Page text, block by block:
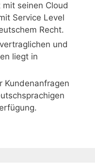
seinen Cloud
Service Level
Recht.
und
liegt in
Kundenanfragen